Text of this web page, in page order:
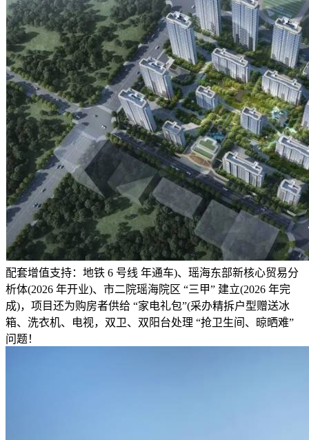
配套增值支持：地铁 6 号线 年通车)、瑶海东部新核心贸易分
析体(2026 年开业)、市二院瑶海院区 “三甲” 建立(2026 年完
成)，项目还为购房者供给 “家电礼包”(采办精拆户型赠送冰
箱、洗衣机、电视，双卫、双阳台处理 “抢卫生间、晾晒难”
问题！